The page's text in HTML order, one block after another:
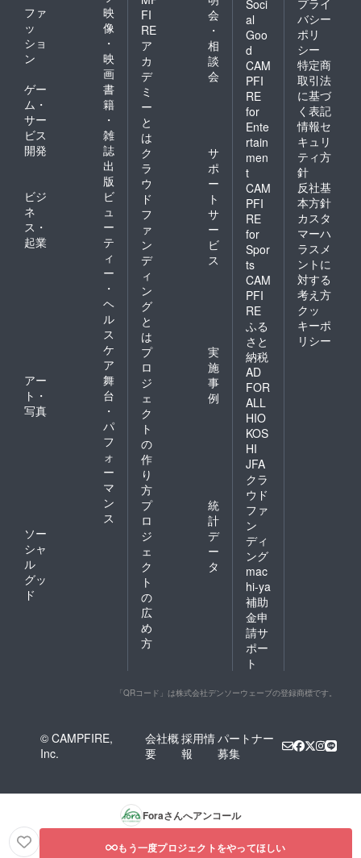
ファ
ッ
ショ
ン
映
像
・
映
画
ゲー
ム・
サー
ビス
開発
書
籍
・
雑
誌
出
版
ビジ
ネ
ス・
起業
ビ
ュ
ー
テ
ィ
ー
・
ヘ
ル
ス
ケ
ア
アー
ト・
写真
舞
台
・
パ
フ
ォ
ー
マ
ン
ス
ソー
シャ
ル
グッ
ド
FI
RE
ア
カ
デ
ミ
ー
と
は
会
・
相
談
会
ク
ラ
ウ
ド
フ
ァ
ン
デ
ィ
ン
グ
と
は
サ
ポ
ー
ト
サ
ー
ビ
ス
プ
ロ
ジ
ェ
ク
ト
の
作
り
方
実
施
事
例
プ
ロ
ジ
ェ
ク
ト
の
広
め
方
統
計
デ
ー
タ
Soci
al
Goo
d
CAM
PFI
RE
for
Ente
rtain
men
t
CAM
PFI
RE
for
Spor
ts
CAM
PFI
RE
ふる
さと
納税
AD
FOR
ALL
HIO
KOS
HI
JFA
クラ
ウド
ファ
ン
ディ
ング
mac
hi-ya
補助
金申
請サ
ポー
ト
プライ
バシー
ポリ
シー
特定商
取引法
に基づ
く表記
情報セ
キュリ
ティ方
針
反社基
本方針
カスタ
マーハ
ラスメ
ントに
対する
考え方
クッ
キーポ
リシー
「QRコード」は株式会社デンソーウェーブの登録商標です。
© CAMPFIRE,
Inc.
会社概
要
採用情
報
パートナー
募集
Foraさんへアンコール
もう一度プロジェクトをやってほしい